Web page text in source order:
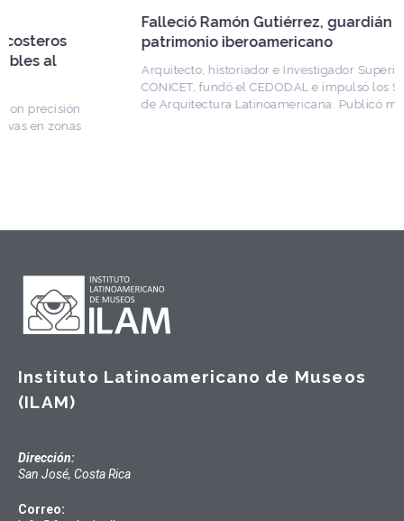
Falleció Ramón Gutiérrez, guardián del
patrimonio iberoamericano
Arquitecto, historiador e Investigador Superior del
CONICET, fundó el CEDODAL e impulsó los Seminarios
de Arquitectura Latinoamericana. Publicó más de
Instituto Latinoamericano de Museos
(ILAM)
Dirección:
San José, Costa Rica
Correo: